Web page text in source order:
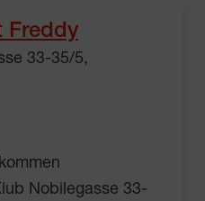
Freddy
33-35/5,
Nobilegasse 33-